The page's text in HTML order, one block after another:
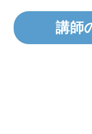
講師